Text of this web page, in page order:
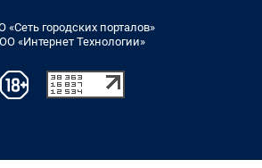
городских порталов»
«Интернет Технологии»